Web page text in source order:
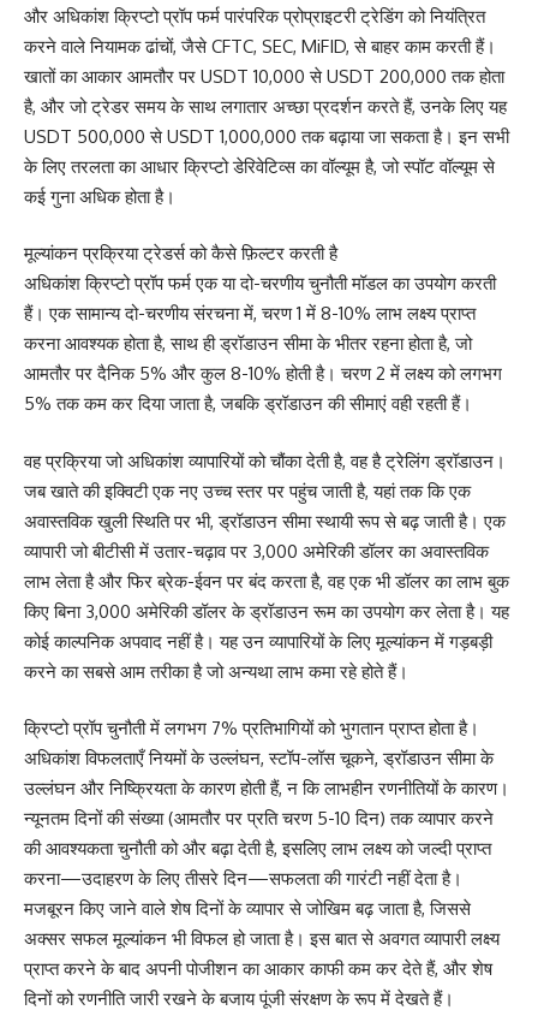
और अधिकांश क्रिप्टो प्रॉप फर्म पारंपरिक प्रोप्राइटरी ट्रेडिंग को नियंत्रित
करने वाले नियामक ढांचों, जैसे CFTC, SEC, MiFID, से बाहर काम करती हैं।
खातों का आकार आमतौर पर USDT 10,000 से USDT 200,000 तक होता
है, और जो ट्रेडर समय के साथ लगातार अच्छा प्रदर्शन करते हैं, उनके लिए यह
USDT 500,000 से USDT 1,000,000 तक बढ़ाया जा सकता है। इन सभी
के लिए तरलता का आधार क्रिप्टो डेरिवेटिव्स का वॉल्यूम है, जो स्पॉट वॉल्यूम से
कई गुना अधिक होता है।
मूल्यांकन प्रक्रिया ट्रेडर्स को कैसे फ़िल्टर करती है
अधिकांश क्रिप्टो प्रॉप फर्म एक या दो-चरणीय चुनौती मॉडल का उपयोग करती
हैं। एक सामान्य दो-चरणीय संरचना में, चरण 1 में 8-10% लाभ लक्ष्य प्राप्त
करना आवश्यक होता है, साथ ही ड्रॉडाउन सीमा के भीतर रहना होता है, जो
आमतौर पर दैनिक 5% और कुल 8-10% होती है। चरण 2 में लक्ष्य को लगभग
5% तक कम कर दिया जाता है, जबकि ड्रॉडाउन की सीमाएं वही रहती हैं।
वह प्रक्रिया जो अधिकांश व्यापारियों को चौंका देती है, वह है ट्रेलिंग ड्रॉडाउन।
जब खाते की इक्विटी एक नए उच्च स्तर पर पहुंच जाती है, यहां तक ​​कि एक
अवास्तविक खुली स्थिति पर भी, ड्रॉडाउन सीमा स्थायी रूप से बढ़ जाती है। एक
व्यापारी जो बीटीसी में उतार-चढ़ाव पर 3,000 अमेरिकी डॉलर का अवास्तविक
लाभ लेता है और फिर ब्रेक-ईवन पर बंद करता है, वह एक भी डॉलर का लाभ बुक
किए बिना 3,000 अमेरिकी डॉलर के ड्रॉडाउन रूम का उपयोग कर लेता है। यह
कोई काल्पनिक अपवाद नहीं है। यह उन व्यापारियों के लिए मूल्यांकन में गड़बड़ी
करने का सबसे आम तरीका है जो अन्यथा लाभ कमा रहे होते हैं।
क्रिप्टो प्रॉप चुनौती में लगभग 7% प्रतिभागियों को भुगतान प्राप्त होता है।
अधिकांश विफलताएँ नियमों के उल्लंघन, स्टॉप-लॉस चूकने, ड्रॉडाउन सीमा के
उल्लंघन और निष्क्रियता के कारण होती हैं, न कि लाभहीन रणनीतियों के कारण।
न्यूनतम दिनों की संख्या (आमतौर पर प्रति चरण 5-10 दिन) तक व्यापार करने
की आवश्यकता चुनौती को और बढ़ा देती है, इसलिए लाभ लक्ष्य को जल्दी प्राप्त
करना—उदाहरण के लिए तीसरे दिन—सफलता की गारंटी नहीं देता है।
मजबूरन किए जाने वाले शेष दिनों के व्यापार से जोखिम बढ़ जाता है, जिससे
अक्सर सफल मूल्यांकन भी विफल हो जाता है। इस बात से अवगत व्यापारी लक्ष्य
प्राप्त करने के बाद अपनी पोजीशन का आकार काफी कम कर देते हैं, और शेष
दिनों को रणनीति जारी रखने के बजाय पूंजी संरक्षण के रूप में देखते हैं।